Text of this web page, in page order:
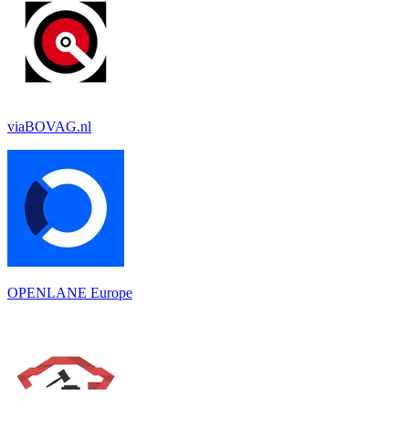
viaBOVAG.nl
OPENLANE Europe